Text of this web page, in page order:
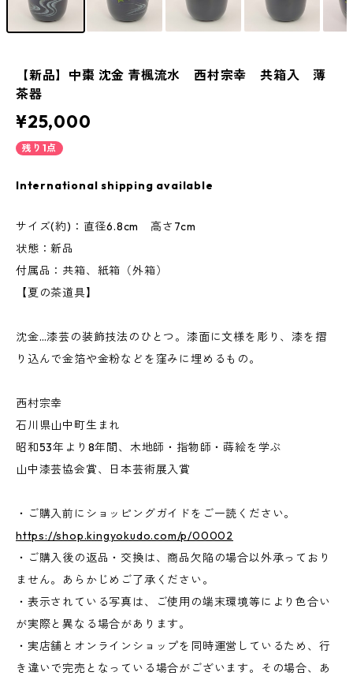
【新品】中棗 沈金 青楓流水 西村宗幸 共箱入 薄
茶器
¥25,000
残り1点
International shipping available
サイズ(約)：直径6.8cm 高さ7cm
状態：新品
付属品：共箱、紙箱（外箱）
【夏の茶道具】
沈金…漆芸の装飾技法のひとつ。漆面に文様を彫り、漆を摺
り込んで金箔や金粉などを窪みに埋めるもの。
西村宗幸
石川県山中町生まれ
昭和53年より8年間、木地師・指物師・蒔絵を学ぶ
山中漆芸協会賞、日本芸術展入賞
・ご購入前にショッピングガイドをご一読ください。
https://shop.kingyokudo.com/p/00002
・ご購入後の返品・交換は、商品欠陥の場合以外承っており
ません。あらかじめご了承ください。
・表示されている写真は、ご使用の端末環境等により色合い
が実際と異なる場合があります。
・実店舗とオンラインショップを同時運営しているため、行
き違いで完売となっている場合がございます。その場合、あ